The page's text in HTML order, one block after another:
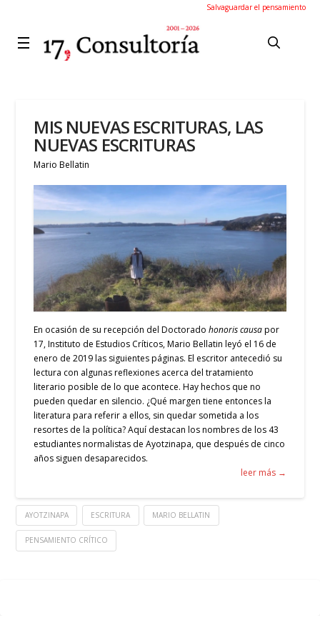
Salvaguardar el pensamiento
MIS NUEVAS ESCRITURAS, LAS
NUEVAS ESCRITURAS
Mario Bellatin
En ocasión de su recepción del Doctoradohonoris causapor
17, Instituto de Estudios Críticos, Mario Bellatin leyó el 16 de
enero de 2019 las siguientes páginas. El escritor antecedió su
lectura con algunas reflexiones acerca del tratamiento
literario posible de lo que acontece. Hay hechos que no
pueden quedar en silencio. ¿Qué margen tiene entonces la
literatura para referir a ellos, sin quedar sometida a los
resortes de la política? Aquí destacan los nombres de los 43
estudiantes normalistas de Ayotzinapa, que después de cinco
años siguen desaparecidos.
leer más →
AYOTZINAPA ESCRITURA MARIO BELLATIN
PENSAMIENTO CRÍTICO